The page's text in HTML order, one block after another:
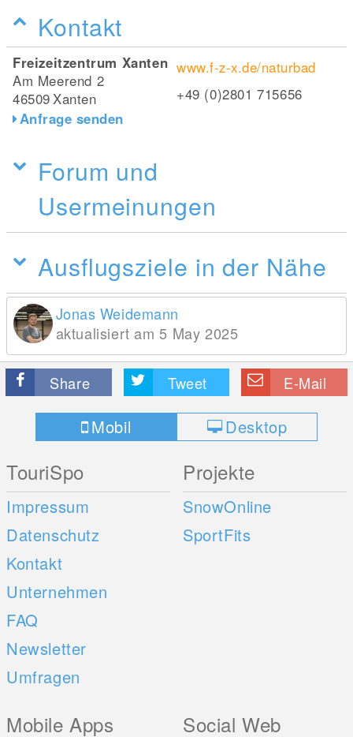
Kontakt
Freizeitzentrum Xanten
Am Meerend 2
46509Xanten
Anfrage senden
www.f-z-x.de/naturbad
+49 (0)2801 715656
Forum und
Usermeinungen
Ausflugsziele in der Nähe
Jonas Weidemann
aktualisiert am 5 May 2025
Share Tweet E-Mail
Mobil Desktop
TouriSpo
Impressum
Datenschutz
Kontakt
Unternehmen
FAQ
Newsletter
Umfragen
Projekte
SnowOnline
SportFits
Mobile Apps Social Web